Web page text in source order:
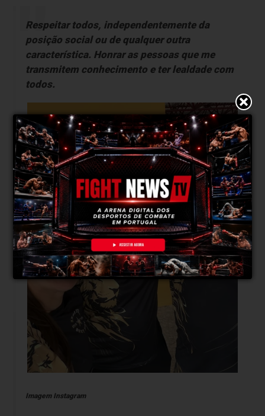
Respeitar todos, independentemente da
posição social ou de qualquer outra
característica. Honrar as pessoas que me
transmitem conhecimento e ter lealdade com
todos.
Imagem Instagram